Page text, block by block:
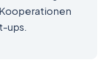
ups.